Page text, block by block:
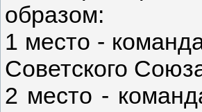
образом:
1 место -
Советского
2 место -